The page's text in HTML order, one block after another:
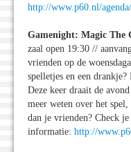
http://www.p60.nl/
Gamenight: Magic The
zaal open 19:30 //
vrienden op de
spelletjes en een
Deze keer draait de
meer weten over het spel,
dan je vrienden? Check
informatie: http://